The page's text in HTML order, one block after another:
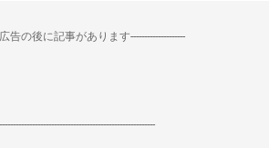
広告の後に記事があります--------------------